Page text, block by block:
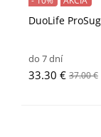
DuoLife
do 7 dní
33.30 € 37.00 €